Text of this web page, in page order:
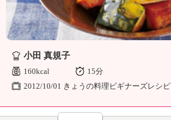
小田 真規子
160kcal
15分
2012/10/01 きょうの料理ビギナーズレシピ